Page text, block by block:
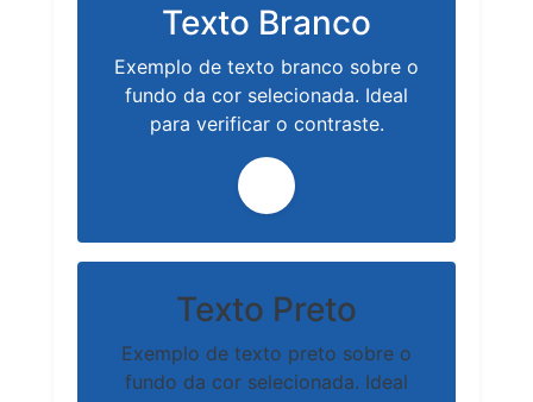
Texto Branco
Exemplo de texto branco sobre o
fundo da cor selecionada. Ideal
para verificar o contraste.
Texto Preto
Exemplo de texto preto sobre o
fundo da cor selecionada. Ideal